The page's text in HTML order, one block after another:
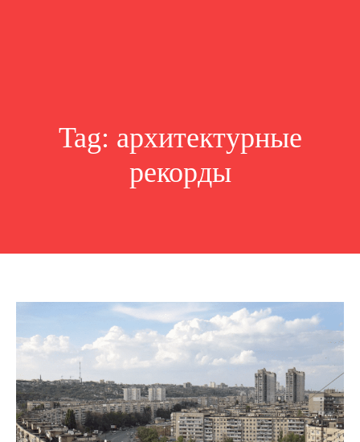
Tag: архитектурные
рекорды